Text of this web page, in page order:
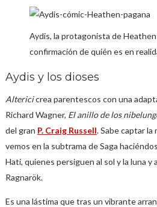
Aydis, la protagonista de
confirmación de quién es en
Aydis y los dioses
Altericicrea parentescos con una
Richard Wagner, El anillo de los
del gran P. Craig Russell. Sabe captar la
vemos en la subtrama de Saga
Hati, quienes persiguen al sol y la luna y
Ragnarök.
Es una lástima que tras un vibrante